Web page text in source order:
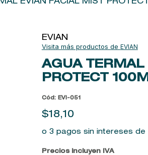
EVIAN FACIAL MIST PROTECT
EVIAN
EVIAN
AGUA TERMAL
PROTECT
Cód : EVI-051
$18,10
o 3 pagos sin intereses de
Precios incluyen IVA